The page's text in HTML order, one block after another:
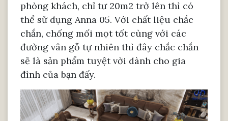
phòng khách, chỉ tư 20m2 trở lên thì có
thể sử dụng Anna 05. Với chất liệu chắc
chắn, chống mối mọt tốt cùng với các
đường vân gỗ tự nhiên thì đây chắc chắn
sẽ là sản phẩm tuyệt vời dành cho gia
đình của bạn đấy.